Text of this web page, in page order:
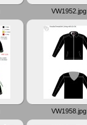
VW1952.jpg
VW1958.jpg